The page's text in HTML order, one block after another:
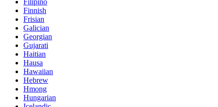
Filipino
Finnish
Frisian
Galician
Georgian
Gujarati
Haitian
Hausa
Hawaiian
Hebrew
Hmong
Hungarian